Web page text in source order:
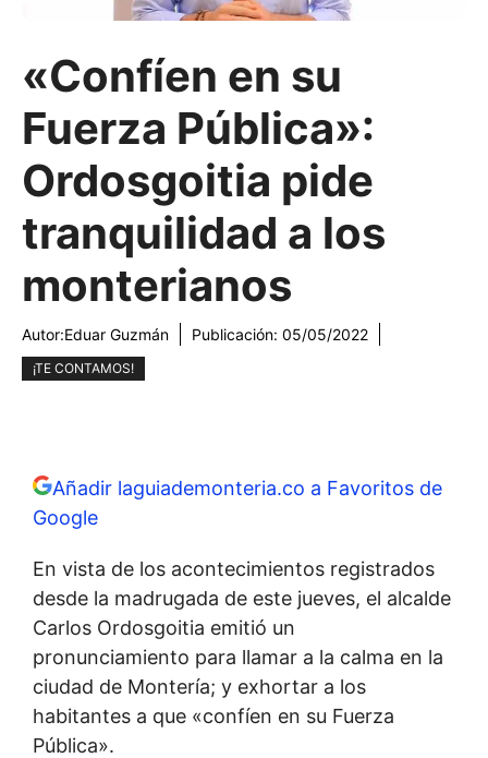
«Confíen en su
Fuerza Pública»:
Ordosgoitia pide
tranquilidad a los
monterianos
Autor:Eduar Guzmán Publicación: 05/05/2022
¡TE CONTAMOS!
Añadir laguiademonteria.co a Favoritos de
Google
En vista de los acontecimientos registrados
desde la madrugada de este jueves, el alcalde
Carlos Ordosgoitia emitió un
pronunciamiento para llamar a la calma en la
ciudad de Montería; y exhortar a los
habitantes a que «confíen en su Fuerza
Pública».